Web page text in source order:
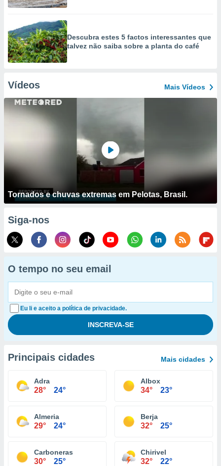
Descubra estes 5 factos interessantes que
talvez não saiba sobre a planta do café
Vídeos Mais Vídeos
Tornados e chuvas extremas em Pelotas, Brasil.
Siga-nos
O tempo no seu email
Eu li e aceito a política de privacidade.
Principais cidades Mais cidades
Adra
28° 24°
Albox
34° 23°
Almeria
29° 24°
Berja
32° 25°
Carboneras
30° 25°
Chirivel
32° 22°